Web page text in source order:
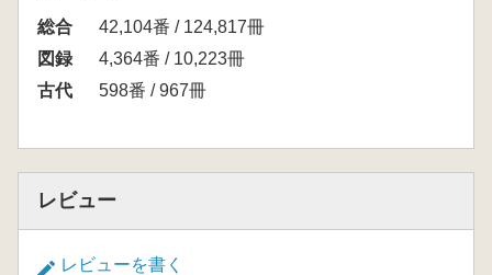
総合
42,104番 / 124,817冊
図録
4,364番 / 10,223冊
古代
598番 / 967冊
レビュー
レビューを書く